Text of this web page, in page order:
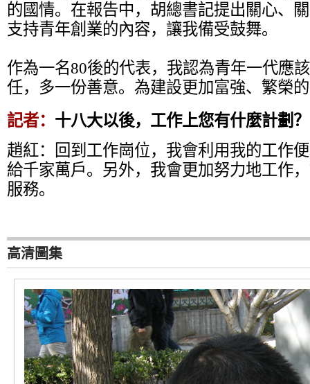
的國情。在報告中，胡總書記提出關心、
支持青年創業的內容，讓我備受鼓舞。
作為一名80後的代表，我認為青年一代應
任，多一份善意。為建設更加富強、繁榮
記者： 十八大以後，工作上您有什麼計劃？
趙紅：回到工作崗位，我會利用我的工作
給千家萬戶。另外，我會更加努力地工作
服務。
高清圖集